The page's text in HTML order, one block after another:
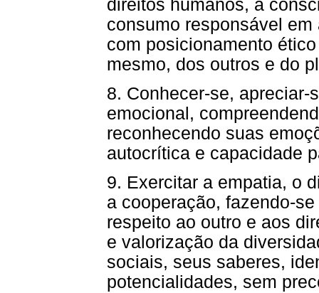
direitos humanos, a
consumo responsável
com posicionamento
mesmo, dos outros e do
8. Conhecer-se,
emocional,
reconhecendo suas
autocrítica e capacidade
9. Exercitar a empatia, o
a cooperação, fazendo-
respeito ao outro e aos
e valorização da
sociais, seus saberes,
potencialidades, sem